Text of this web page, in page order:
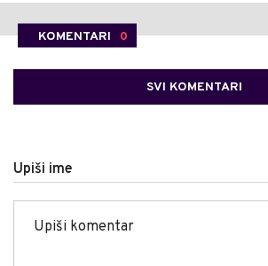
KOMENTARI 0
SVI KOMENTARI
Upiši ime